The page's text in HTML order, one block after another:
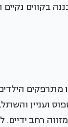
בקווים
ועניין
רחב ידיים.